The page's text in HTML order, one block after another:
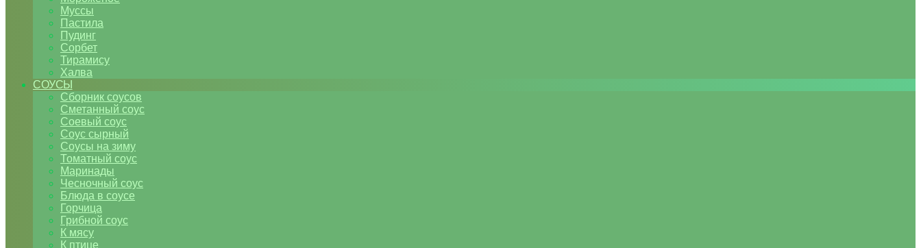
Муссы
Пастила
Пудинг
Сорбет
Тирамису
Халва
СОУСЫ
Сборник соусов
Сметанный соус
Соевый соус
Соус сырный
Соусы на зиму
Томатный соус
Маринады
Чесночный соус
Блюда в соусе
Горчица
Грибной соус
К мясу
К птице